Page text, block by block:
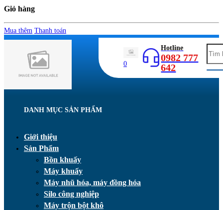
Giỏ hàng
Mua thêm Thanh toán
0
Hotline
0982 777
642
DANH MỤC SẢN PHẨM
Giới thiệu
Sản Phẩm
Bồn khuấy
Máy khuấy
Máy nhũ hóa, máy đồng hóa
Silo công nghiệp
Máy trộn bột khô